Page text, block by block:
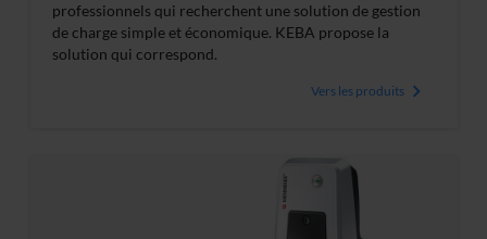
professionnels qui recherchent une solution de gestion
de charge simple et économique. KEBA propose la
solution qui correspond.
Vers les produits